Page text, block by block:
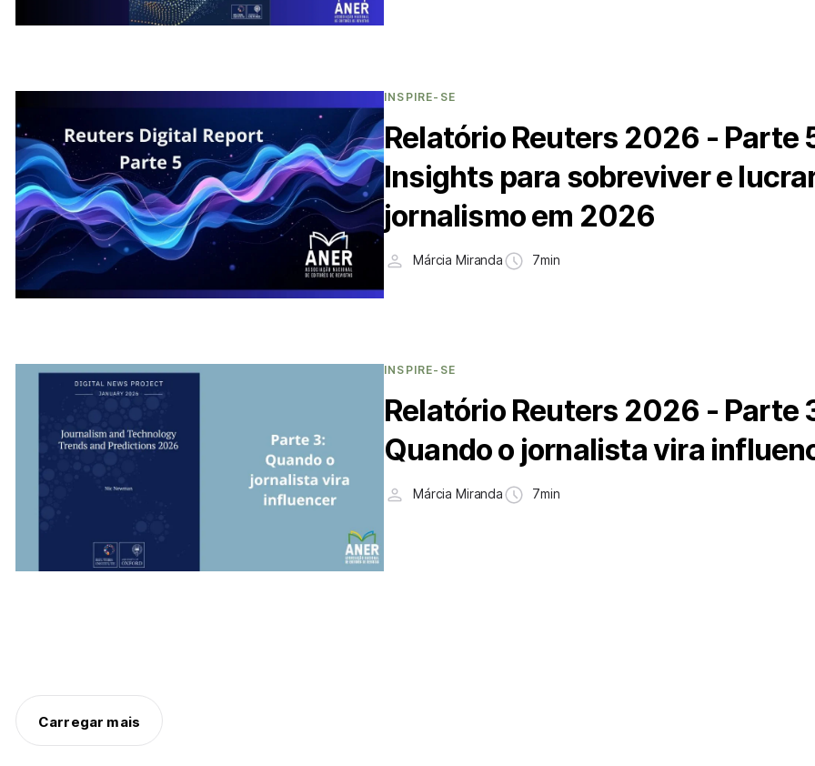
INSPIRE-SE
Relatório Reuters 2026 - Parte
Insights para sobreviver e
jornalismo em 2026
Márcia Miranda 7min
INSPIRE-SE
Relatório Reuters 2026 - Parte
Quando o jornalista vira
Márcia Miranda 7min
Carregar mais